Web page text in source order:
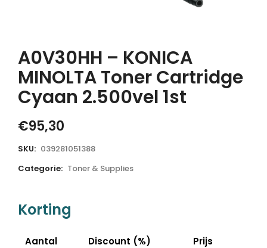
A0V30HH – KONICA
MINOLTA Toner Cartridge
Cyaan 2.500vel 1st
€95,30
SKU: 039281051388
Categorie: Toner & Supplies
Korting
Aantal Discount (%)
Prijs